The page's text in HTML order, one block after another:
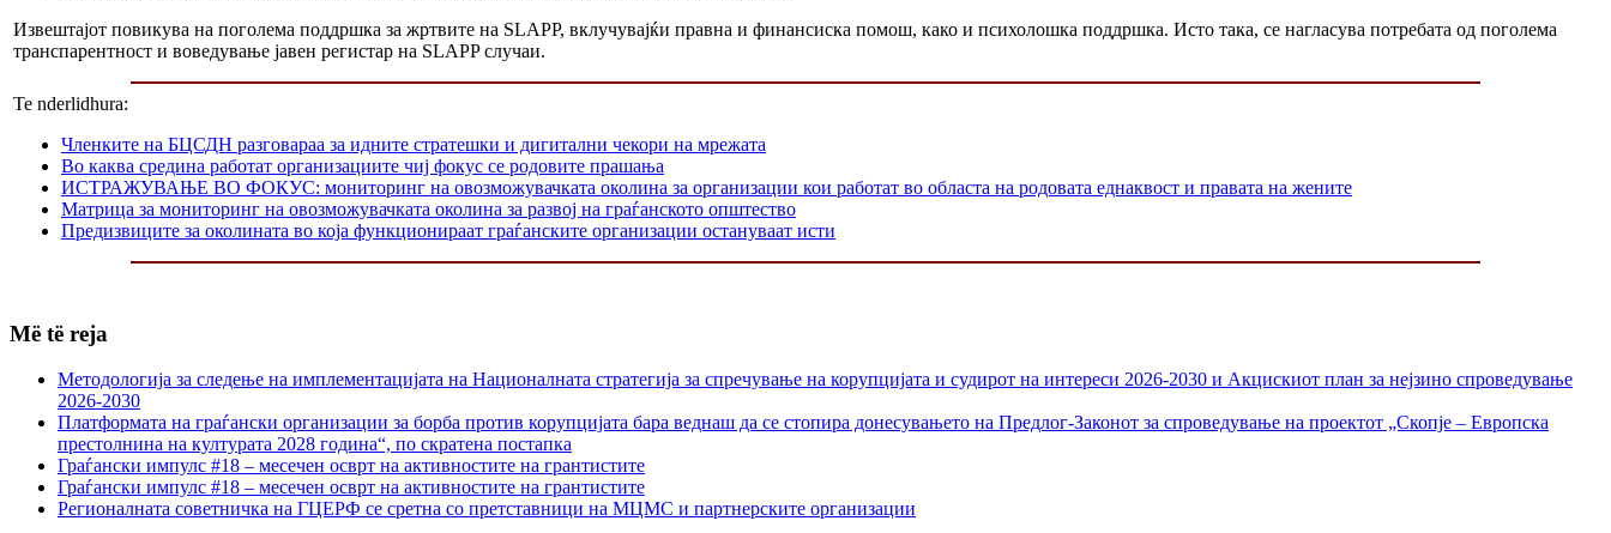
Извештајот повикува на поголема поддршка за жртвите на SLAPP, вклучувајќи правна и финансиска помош, како и психолошка поддршка. Исто така, се нагласува потребата од поголема
транспарентност и воведување јавен регистар на SLAPP случаи.
Te nderlidhura:
Членките на БЦСДН разговараа за идните стратешки и дигитални чекори на мрежата
Во каква средина работат организациите чиј фокус се родовите прашања
ИСТРАЖУВАЊЕ ВО ФОКУС: мониторинг на овозможувачката околина за организации кои работат во областа на родовата еднаквост и правата на жените
Матрица за мониторинг на овозможувачката околина за развој на граѓанското општество
Предизвиците за околината во која функционираат граѓанските организации остануваат исти
Më të reja
Методологија за следење на имплементацијата на Националната стратегија за спречување на корупцијата и судирот на интереси 2026-2030 и Акцискиот план за нејзино спроведување
2026-2030
Платформата на граѓански организации за борба против корупцијата бара веднаш да се стопира донесувањето на Предлог-Законот за спроведување на проектот „Скопје – Европска
престолнина на културата 2028 година“, по скратена постапка
Граѓански импулс #18 – месечен осврт на активностите на грантистите
Граѓански импулс #18 – месечен осврт на активностите на грантистите
Регионалната советничка на ГЦЕРФ се сретна со претставници на МЦМС и партнерските организации